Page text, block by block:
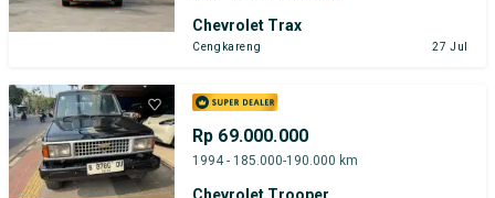
Chevrolet Trax
Cengkareng 27 Jul
Rp 69.000.000
1994 - 185.000-190.000 km
Chevrolet Trooper